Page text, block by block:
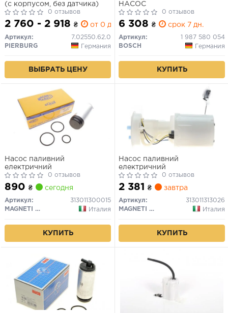
(с корпусом, без датчика)
0 отзывов
2 760 - 2 918 ₴ от 0 дн.
Артикул:
7.02550.62.0
PIERBURG
Германия
ВЫБРАТЬ ЦЕНУ
НАСОС
0 отзывов
6 308 ₴ срок 7 дн.
Артикул:
1 987 580 054
BOSCH
Германия
КУПИТЬ
Насос паливний
електричний
0 отзывов
890 ₴ сегодня
Артикул:
313011300015
MAGNETI MARELLI
Италия
КУПИТЬ
Насос паливний
електричний
0 отзывов
2 381 ₴ завтра
Артикул:
313011313026
MAGNETI MARELLI
Италия
КУПИТЬ